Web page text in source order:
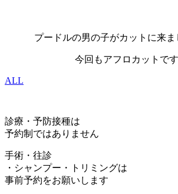
プードルの男の子がカットに来
今回もアフロカットです
ALL
診療・予防接種は
予約制ではありません
手術・往診
・シャンプー・トリミングは
事前予約をお願いします